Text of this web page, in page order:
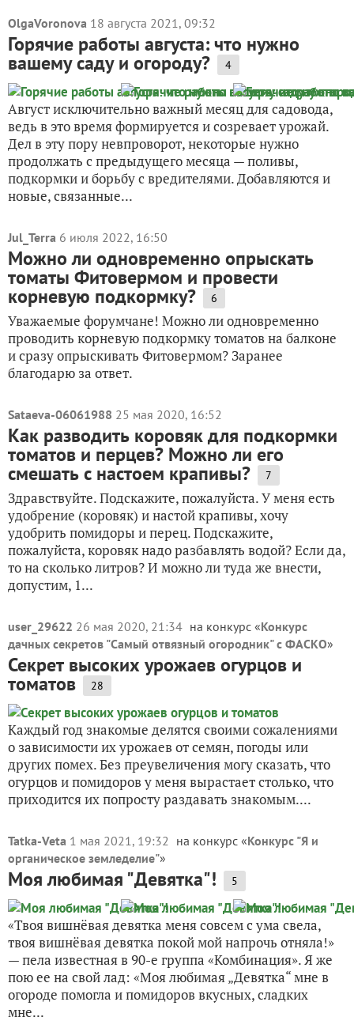
OlgaVoronova 18 августа 2021, 09:32
Горячие работы августа: что нужно
вашему саду и огороду? 4
Август исключительно важный месяц для садовода,
ведь в это время формируется и созревает урожай.
Дел в эту пору невпроворот, некоторые нужно
продолжать с предыдущего месяца — поливы,
подкормки и борьбу с вредителями. Добавляются и
новые, связанные...
Jul_Terra 6 июля 2022, 16:50
Можно ли одновременно опрыскать
томаты Фитовермом и провести
корневую подкормку? 6
Уважаемые форумчане! Можно ли одновременно
проводить корневую подкормку томатов на балконе
и сразу опрыскивать Фитовермом? Заранее
благодарю за ответ.
Sataeva-06061988 25 мая 2020, 16:52
Как разводить коровяк для подкормки
томатов и перцев? Можно ли его
смешать с настоем крапивы? 7
Здравствуйте. Подскажите, пожалуйста. У меня есть
удобрение (коровяк) и настой крапивы, хочу
удобрить помидоры и перец. Подскажите,
пожалуйста, коровяк надо разбавлять водой? Если да,
то на сколько литров? И можно ли туда же внести,
допустим, 1...
user_29622 26 мая 2020, 21:34 на конкурс «Конкурс
дачных секретов "Самый отвязный огородник" с ФАСКО»
Секрет высоких урожаев огурцов и
томатов 28
Каждый год знакомые делятся своими сожалениями
о зависимости их урожаев от семян, погоды или
других помех. Без преувеличения могу сказать, что
огурцов и помидоров у меня вырастает столько, что
приходится их попросту раздавать знакомым....
Tatka-Veta 1 мая 2021, 19:32 на конкурс «Конкурс "Я и
органическое земледелие"»
Моя любимая "Девятка"! 5
«Твоя вишнёвая девятка меня совсем с ума свела,
твоя вишнёвая девятка покой мой напрочь отняла!»
— пела известная в 90-е группа «Комбинация». Я же
пою ее на свой лад: «Моя любимая „Девятка“ мне в
огороде помогла и помидоров вкусных, сладких
мне...